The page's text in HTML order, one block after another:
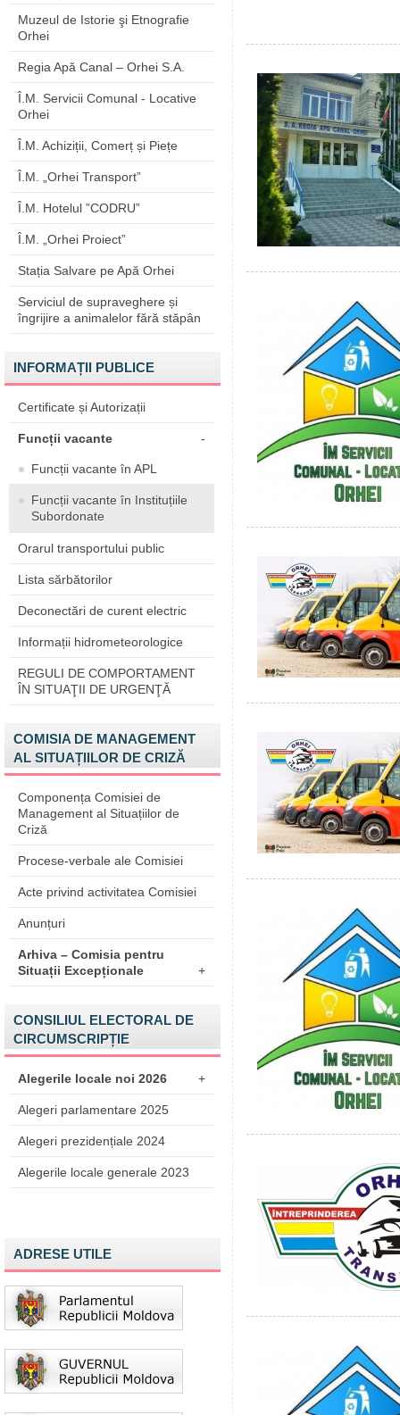
Muzeul de Istorie şi Etnografie
Orhei
Regia Apă Canal – Orhei S.A.
Î.M. Servicii Comunal - Locative
Orhei
Î.M. Achiziții, Comerț și Piețe
Î.M. „Orhei Transport”
Î.M. Hotelul ”CODRU”
Î.M. „Orhei Proiect”
Stația Salvare pe Apă Orhei
Serviciul de supraveghere și
îngrijire a animalelor fără stăpân
INFORMAȚII PUBLICE
Certificate și Autorizații
Funcții vacante -
Funcții vacante în APL
Funcții vacante în Instituțiile
Subordonate
Orarul transportului public
Lista sărbătorilor
Deconectări de curent electric
Informații hidrometeorologice
REGULI DE COMPORTAMENT
ÎN SITUAŢII DE URGENŢĂ
COMISIA DE MANAGEMENT
AL SITUAȚIILOR DE CRIZĂ
Componența Comisiei de
Management al Situațiilor de
Criză
Procese-verbale ale Comisiei
Acte privind activitatea Comisiei
Anunțuri
Arhiva – Comisia pentru
Situații Excepționale
+
CONSILIUL ELECTORAL DE
CIRCUMSCRIPȚIE
Alegerile locale noi 2026 +
Alegeri parlamentare 2025
Alegeri prezidențiale 2024
Alegerile locale generale 2023
ADRESE UTILE